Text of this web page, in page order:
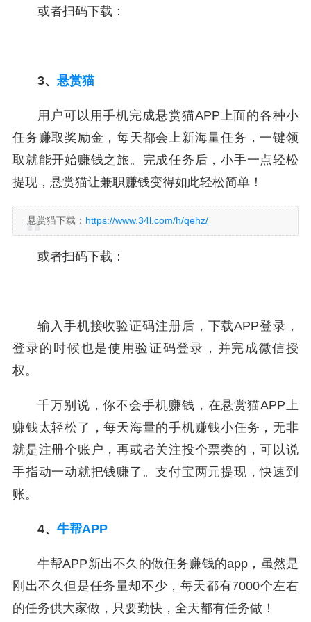
或者扫码下载：
3、 悬赏猫
用户可以用手机完成悬赏猫APP上面的各种小
任务赚取奖励金，每天都会上新海量任务，一键领
取就能开始赚钱之旅。完成任务后，小手一点轻松
提现，悬赏猫让兼职赚钱变得如此轻松简单！
悬赏猫下载： https://www.34l.com/h/qehz/
或者扫码下载：
输入手机接收验证码注册后，下载APP登录，
登录的时候也是使用验证码登录，并完成微信授
权。
千万别说，你不会手机赚钱，在悬赏猫APP上
赚钱太轻松了，每天海量的手机赚钱小任务，无非
就是注册个账户，再或者关注投个票类的，可以说
手指动一动就把钱赚了。支付宝两元提现，快速到
账。
4、 牛帮APP
牛帮APP新出不久的做任务赚钱的app，虽然是
刚出不久但是任务量却不少，每天都有7000个左右
的任务供大家做，只要勤快，全天都有任务做！